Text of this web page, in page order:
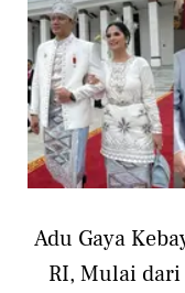
Adu Gaya
RI, Mulai